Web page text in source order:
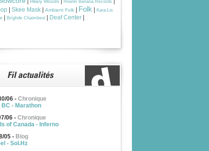
Hilary Woods Howlin Banana Records
Skee Mask Ambient Folk Folk
Kara-Lis
Brìghde Chaimbeul Deaf Center
06 - Chronique
BC - Marathon
06 - Chronique
of Canada - Inferno
05 - Blog
- Sol.Hz